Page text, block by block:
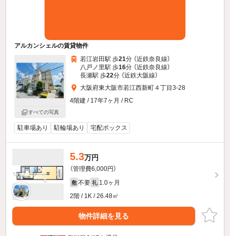
アルカンシェルの賃貸物件
すべての写真
若江岩田駅 歩21分 （近鉄奈良線）
八戸ノ里駅 歩16分 （近鉄奈良線）
長瀬駅 歩22分 （近鉄大阪線）
大阪府東大阪市若江西新町４丁目3-28
4階建 / 17年7ヶ月 / RC
駐車場あり 駐輪場あり 宅配ボックス
5.3万円
（管理費6,000円）
敷 不要 礼 1.0ヶ月
2階 / 1K / 26.48㎡
物件詳細を見る